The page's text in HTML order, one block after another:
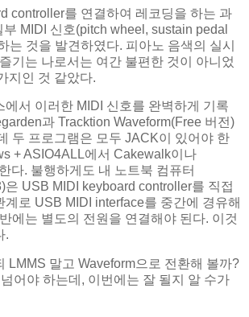
controller를 연결하여 레코딩을 하는 과
MIDI 신호(pitch wheel, sustain pedal
는 것을 발견하였다. 피아노 음색의 실시
기는 나로서는 여간 불편한 것이 아니었
지인 것 같았다.
에서 이러한 MIDI 신호를 완벽하게 기록
과 Tracktion Waveform(Free 버전)
두 프로그램은 모두 JACK이 있어야 한
+ ASIO4ALL에서 Cakewalk이나
다. 불행하게도 내 노트북 컴퓨터
은 USB MIDI keyboard controller를 직접
계로 USB MIDI interface를 중간에 경유해
에는 별도의 전원을 연결해야 된다. 이것
.
LMMS 말고 Waveform으로 전환해 볼까?
어야 하는데, 이번에는 잘 될지 알 수가